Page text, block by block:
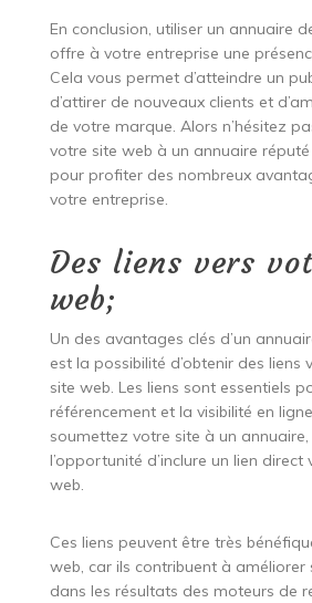
En conclusion, utiliser un annuaire
offre à votre entreprise une
Cela vous permet d’atteindre un
d’attirer de nouveaux clients et
de votre marque. Alors n’hésitez
votre site web à un annuaire réputé
pour profiter des nombreux
votre entreprise.
Des liens vers
web;
Un des avantages clés d’un
est la possibilité d’obtenir des liens
site web. Les liens sont essentiels
référencement et la visibilité en
soumettez votre site à un
l’opportunité d’inclure un lien direct
web.
Ces liens peuvent être très
web, car ils contribuent à améliorer
dans les résultats des moteurs de